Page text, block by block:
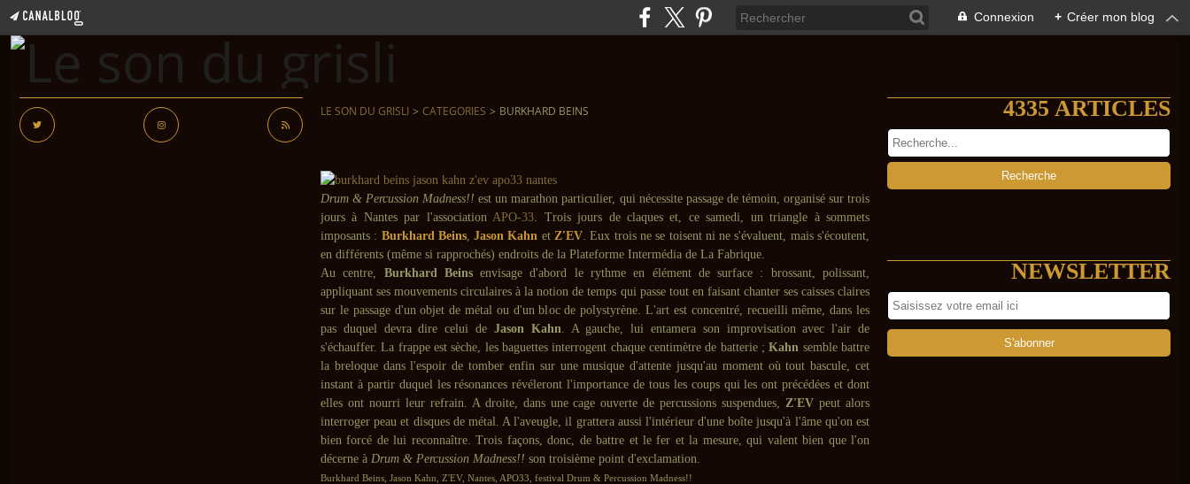
Connexion + Créer mon blog
LE SON DU GRISLI > CATEGORIES > BURKHARD BEINS
Drum & Percussion Madness!! est un marathon particulier, qui nécessite passage de témoin, organisé sur trois
jours à Nantes par l'associationAPO-33. Trois jours de claques et, ce samedi, un triangle à sommets
imposants : Burkhard Beins,Jason Kahn etZ'EV. Eux trois ne se toisent ni ne s'évaluent, mais s'écoutent,
en différents (même si rapprochés) endroits de la Plateforme Intermédia de La Fabrique.
Au centre, Burkhard Beinsenvisage d'abord le rythme en élément de surface : brossant, polissant,
appliquant ses mouvements circulaires à la notion de temps qui passe tout en faisant chanter ses caisses claires
sur le passage d'un objet de métal ou d'un bloc de polystyrène. L'art est concentré, recueilli même, dans les
pas duquel devra dire celui de Jason Kahn. A gauche, lui entamera son improvisation avec l'air de
s'échauffer. La frappe est sèche, les baguettes interrogent chaque centimètre de batterie ;Kahn semble battre
la breloque dans l'espoir de tomber enfin sur une musique d'attente jusqu'au moment où tout bascule, cet
instant à partir duquel les résonances révéleront l'importance de tous les coups qui les ont précédées et dont
elles ont nourri leur refrain. A droite, dans une cage ouverte de percussions suspendues,Z'EV peut alors
interroger peau et disques de métal. A l'aveugle, il grattera aussi l'intérieur d'une boîte jusqu'à l'âme qu'on est
bien forcé de lui reconnaître. Trois façons, donc, de battre et le fer et la mesure, qui valent bien que l'on
décerne à Drum & Percussion Madness!! son troisième point d'exclamation.
Burkhard Beins, Jason Kahn, Z'EV, Nantes, APO33, festival Drum & Percussion Madness!!
4335 ARTICLES
NEWSLETTER